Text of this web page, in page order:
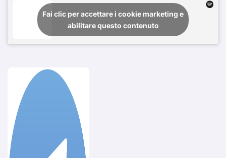
Fai clic per accettare i cookie marketing e
abilitare questo contenuto